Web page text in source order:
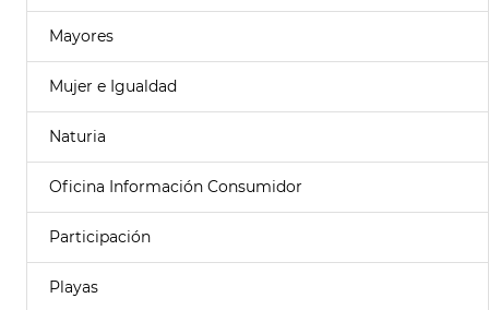
Mayores
Mujer e Igualdad
Naturia
Oficina Información Consumidor
Participación
Playas